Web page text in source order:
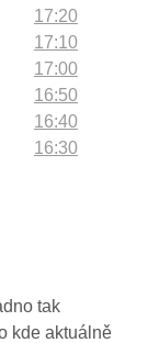
17:20
17:10
17:00
16:50
16:40
16:30
15:30
15:20
tak
kde aktuálně